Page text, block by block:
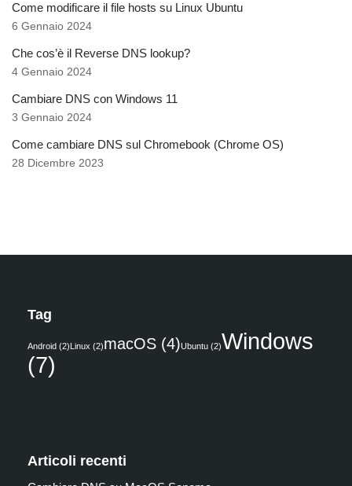
Come modificare il file hosts su Linux Ubuntu
6 Gennaio 2024
Che cos’è il Reverse DNS lookup?
4 Gennaio 2024
Cambiare DNS con Windows 11
3 Gennaio 2024
Come cambiare DNS sul Chromebook (Chrome OS)
28 Dicembre 2023
Tag
Android (2)Linux (2)macOS (4)Ubuntu (2)Windows
(7)
Articoli recenti